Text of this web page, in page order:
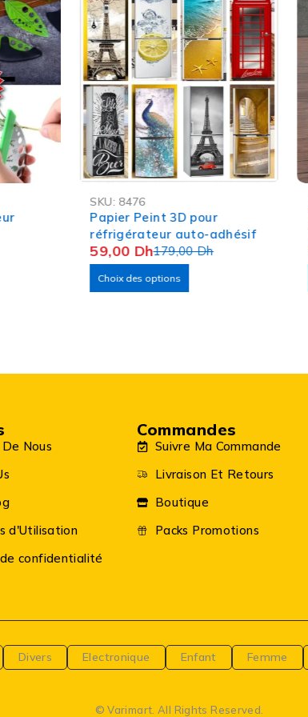
OFFRE FLASH
SKU: 8476
Papier Peint 3D pour
réfrigérateur auto-adhésif
179,00Dh
59,00 Dh
Choix des options
Nous
d'Utilisation
confidentialité
Commandes
Suivre Ma Commande
Livraison Et Retours
Boutique
Packs Promotions
Divers Electronique Enfant Femme
© Varimart. All Rights Reserved.